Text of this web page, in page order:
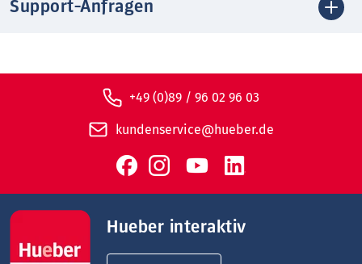
Support-Anfragen
+49 (0)89 / 96 02 96 03
kundenservice@hueber.de
Hueber interaktiv